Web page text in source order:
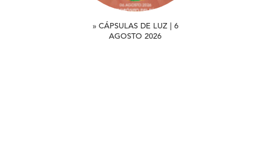
» CÁPSULAS DE LUZ | 6
AGOSTO 2026